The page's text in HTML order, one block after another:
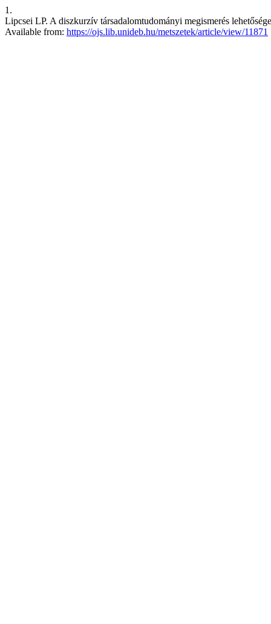
1.
Lipcsei LP. A diszkurzív társadalomtudományi megismerés
Available from: https://ojs.lib.unideb.hu/metszetek/article/view/11871